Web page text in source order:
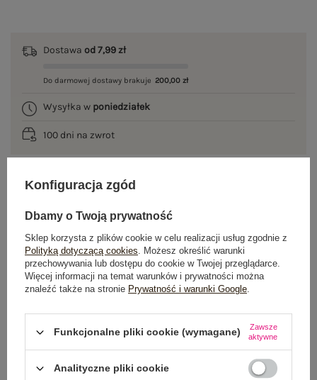
Dostawa od 7,99 zł
Do darmowej dostawy brakuje 200,00 zł
Wysyłka w poniedziałek
100 dni na zwrot
GŁÓWNE PARAMETRY
OPINIE O PRODUKCIE (0)
ZWROTY I REKLAMACJE
Konfiguracja zgód
Dbamy o Twoją prywatność
Sklep korzysta z plików cookie w celu realizacji usług zgodnie z
Polityką dotyczącą cookies. Możesz określić warunki
przechowywania lub dostępu do cookie w Twojej przeglądarce.
Więcej informacji na temat warunków i prywatności można
znaleźć także na stronie Prywatność i warunki Google.
Funkcjonalne pliki cookie (wymagane)
Zawsze
aktywne
Analityczne pliki cookie